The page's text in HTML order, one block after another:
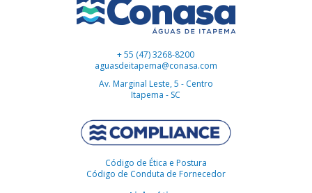
+ 55 (47) 3268-8200
aguasdeitapema@conasa.com
Av. Marginal Leste, 5 - Centro
Itapema - SC
Código de Ética e Postura
Código de Conduta de Fornecedor